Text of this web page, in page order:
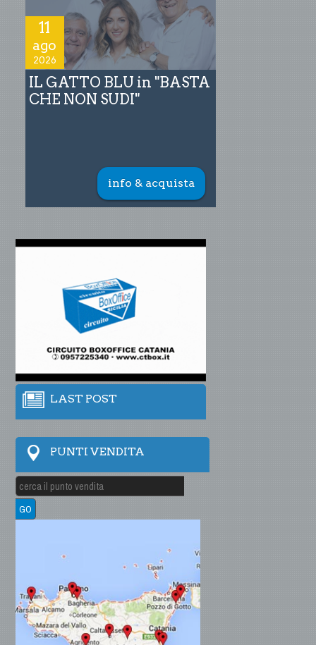
11
ago
2026
IL GATTO BLU in "BASTA
CHE NON SUDI"
info & acquista
LAST POST
PUNTI VENDITA